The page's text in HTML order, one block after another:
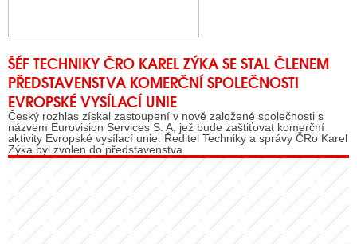
ŠÉF TECHNIKY ČRO KAREL ZÝKA SE STAL ČLENEM
PŘEDSTAVENSTVA KOMERČNÍ SPOLEČNOSTI
EVROPSKÉ VYSÍLACÍ UNIE
Český rozhlas získal zastoupení v nově založené společnosti s
názvem Eurovision Services S. A, jež bude zaštiťovat komerční
aktivity Evropské vysílací unie. Ředitel Techniky a správy ČRo Karel
Zýka byl zvolen do představenstva.